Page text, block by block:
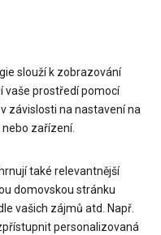
slouží k zobrazování
vaše prostředí pomocí
závislosti na nastavení na
nebo zařízení.
také relevantnější
domovskou stránku
vašich zájmů atd. Např.
personalizovaná